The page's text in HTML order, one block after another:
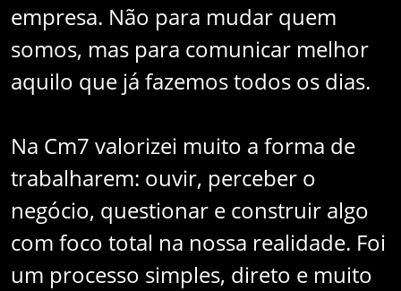
empresa. Não para mudar quem
somos, mas para comunicar melhor
aquilo que já fazemos todos os dias.
Na Cm7 valorizei muito a forma de
trabalharem: ouvir, perceber o
negócio, questionar e construir algo
com foco total na nossa realidade. Foi
um processo simples, direto e muito